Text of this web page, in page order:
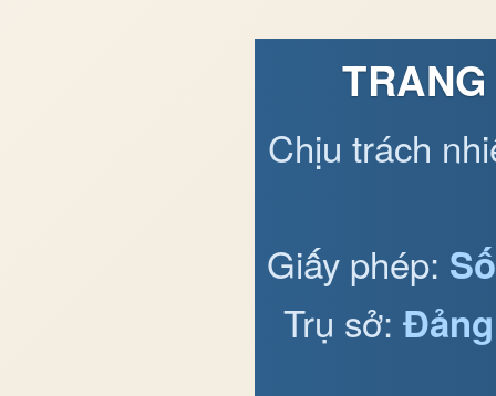
Chịu trách
Giấy phép:
Trụ sở: